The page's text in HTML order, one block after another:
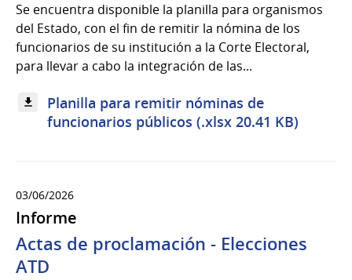
Se encuentra disponible la planilla para organismos
del Estado, con el fin de remitir la nómina de los
funcionarios de su institución a la Corte Electoral,
para llevar a cabo la integración de las...
Planilla para remitir nóminas de
funcionarios públicos (.xlsx 20.41 KB)
03/06/2026
Informe
Actas de proclamación - Elecciones
ATD